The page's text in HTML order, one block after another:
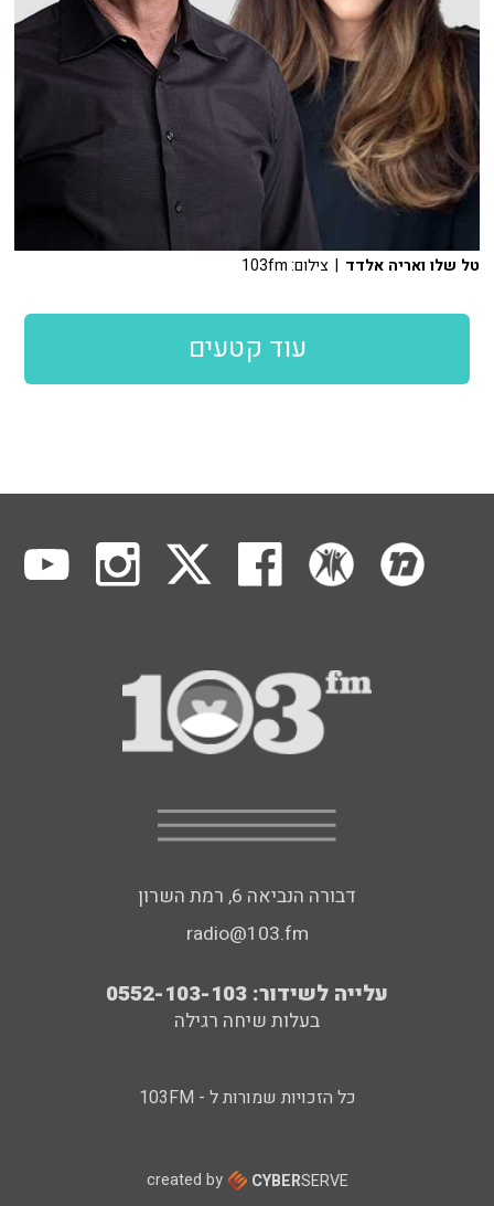
טל שלו ואריה אלדד | צילום: 103fm
עוד קטעים
דבורה הנביאה 6, רמת השרון
radio@103.fm
עלייה לשידור: 0552-103-103
בעלות שיחה רגילה
כל הזכויות שמורות ל - 103FM
created by CYBERSERVE